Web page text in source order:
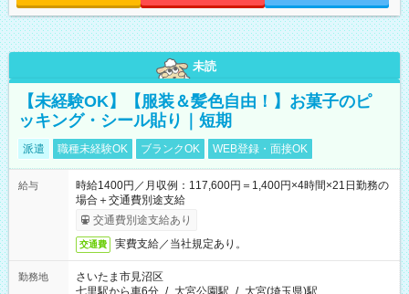
未読
【未経験OK】【服装＆髪色自由！】お菓子のピ
ッキング・シール貼り｜短期
派遣 職種未経験OK ブランクOK WEB登録・面接OK
給与
時給1400円／月収例：117,600円＝1,400円×4時間×21日勤務の
場合＋交通費別途支給
交通費別途支給あり
交通費 実費支給／当社規定あり。
勤務地
さいたま市見沼区
七里駅から車6分 / 大宮公園駅 / 大宮(埼玉県)駅